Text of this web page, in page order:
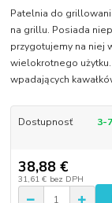
Patelnia do
na grillu. Posiada
przygotujemy na niej
wielokrotnego
wpadających
Dostupnosť 3-
38,88 €
31,61 € bez DPH